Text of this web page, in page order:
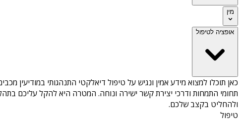
מין
אופציה לטיפול
כאן תוכלו למצוא מידע אמין ונגיש על טיפול דיאלקטי התנהגותי במודיעין
תחומי התמחות ודרכי יצירת קשר ישירה ונוחה. המטרה היא להקל עליכם
ולהחליט בקצב שלכם.
טיפול